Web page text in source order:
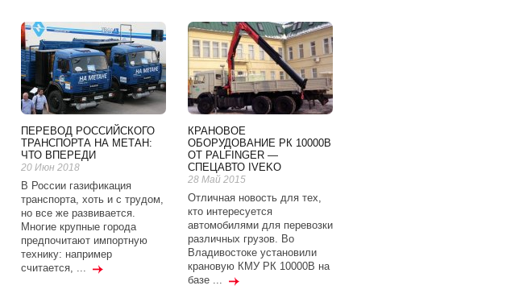
ПЕРЕВОД РОССИЙСКОГО
ТРАНСПОРТА НА МЕТАН:
ЧТО ВПЕРЕДИ
20 Июн 2018
В России газификация
транспорта, хоть и с трудом,
но все же развивается.
Многие крупные города
предпочитают импортную
технику: например
считается, ...
КРАНОВОЕ
ОБОРУДОВАНИЕ РК 10000В
ОТ PALFINGER —
СПЕЦАВТО IVEKO
28 Май 2015
Отличная новость для тех,
кто интересуется
автомобилями для перевозки
различных грузов. Во
Владивостоке установили
крановую КМУ РК 10000В на
базе ...